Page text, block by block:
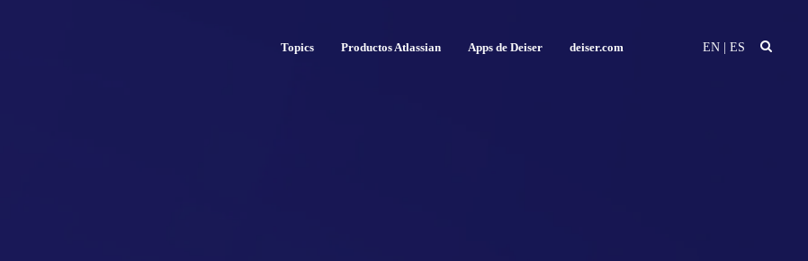
Topics Productos Atlassian Apps de Deiser deiser.com EN| ES